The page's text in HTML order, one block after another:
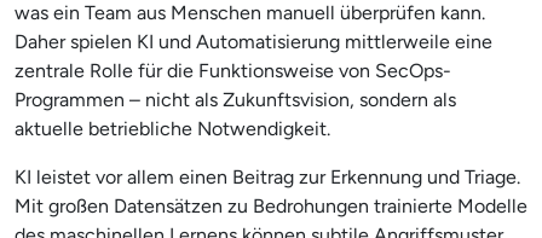
was ein Team aus Menschen manuell überprüfen kann.
Daher spielen KI und Automatisierung mittlerweile eine
zentrale Rolle für die Funktionsweise von SecOps-
Programmen – nicht als Zukunftsvision, sondern als
aktuelle betriebliche Notwendigkeit.
KI leistet vor allem einen Beitrag zur Erkennung und Triage.
Mit großen Datensätzen zu Bedrohungen trainierte Modelle